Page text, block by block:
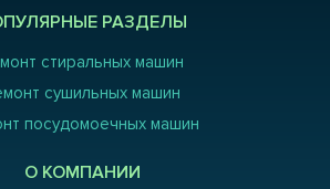
РАЗДЕЛЫ
стиральных машин
сушильных машин
посудомоечных машин
О КОМПАНИИ